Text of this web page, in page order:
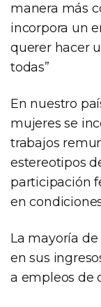
manera más
incorpora un
querer hacer
todas”
En nuestro
mujeres se
trabajos
estereotipos
participación
en
La mayoría
en sus
a empleos de